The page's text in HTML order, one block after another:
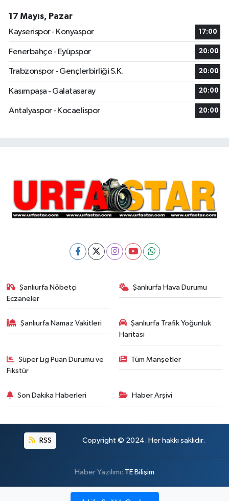
17 Mayıs, Pazar
Kayserispor - Konyaspor
17:00
Fenerbahçe - Eyüpspor 20:00
Trabzonspor - Gençlerbirliği S.K. 20:00
Kasımpaşa - Galatasaray 20:00
Antalyaspor - Kocaelispor 20:00
Şanlıurfa Nöbetçi
Eczaneler
Şanlıurfa Hava Durumu
Şanlıurfa Namaz Vakitleri
Şanlıurfa Trafik Yoğunluk
Haritası
Süper Lig Puan Durumu ve
Fikstür
Tüm Manşetler
Son Dakika Haberleri Haber Arşivi
RSS Copyright © 2024. Her hakkı saklıdır.
Haber Yazılımı: TE Bilişim